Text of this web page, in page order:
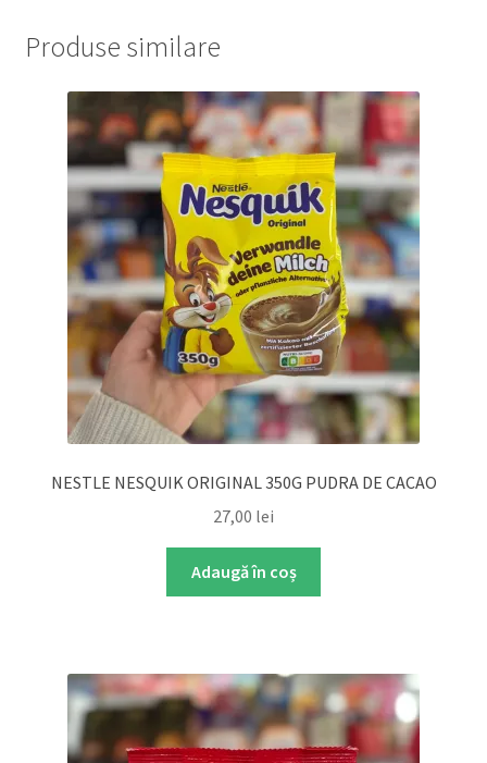
Produse similare
NESTLE NESQUIK ORIGINAL 350G PUDRA DE CACAO
27,00 lei
Adaugă în coș